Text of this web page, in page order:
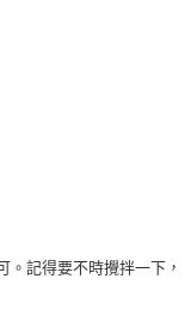
。記得要不時攪拌一下，